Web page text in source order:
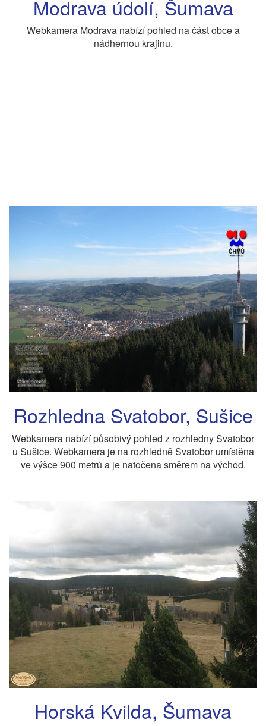
Modrava údolí, Šumava
Webkamera Modrava nabízí pohled na část obce a
nádhernou krajinu.
Rozhledna Svatobor, Sušice
Webkamera nabízí působivý pohled z rozhledny Svatobor
u Sušice. Webkamera je na rozhledně Svatobor umístěna
ve výšce 900 metrů a je natočena směrem na východ.
Horská Kvilda, Šumava